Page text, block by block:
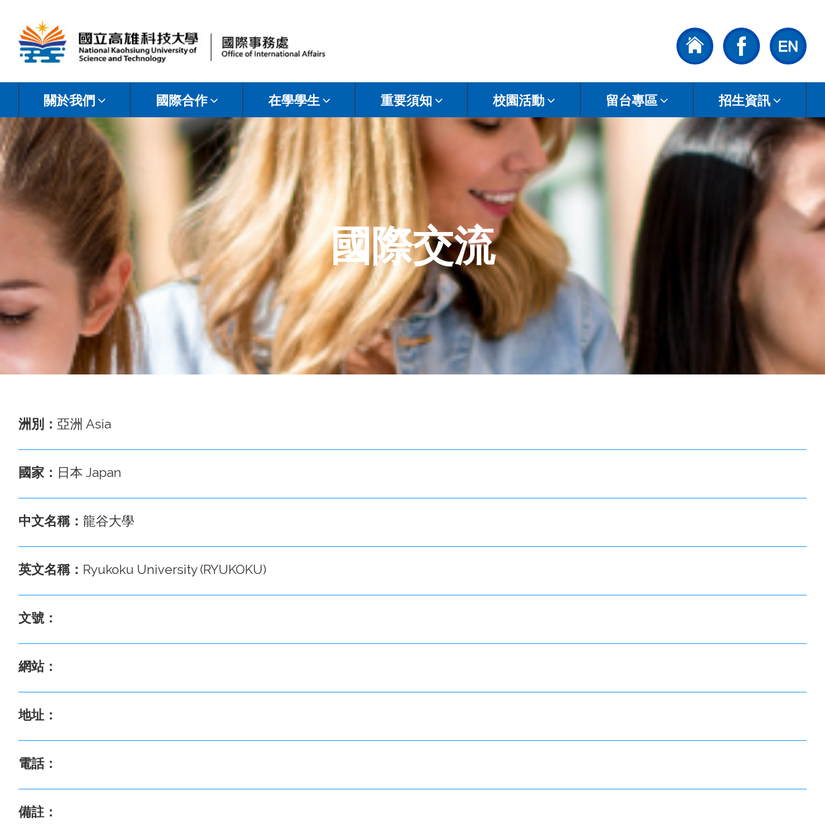
高
雄
科
技
學
事
務
處
關於我們 國際合作 在學學生 重要須知 校園活動 留台專區 招生資訊
國際交流
洲別： 亞洲 Asia
國家： 日本 Japan
中文名稱： 龍谷大學
英文名稱： Ryukoku University (RYUKOKU)
文號：
網站：
地址：
電話：
備註：